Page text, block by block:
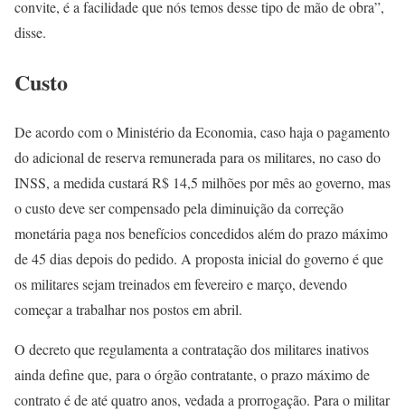
convite, é a facilidade que nós temos desse tipo de mão de obra”,
disse.
Custo
De acordo com o Ministério da Economia, caso haja o pagamento
do adicional de reserva remunerada para os militares, no caso do
INSS, a medida custará R$ 14,5 milhões por mês ao governo, mas
o custo deve ser compensado pela diminuição da correção
monetária paga nos benefícios concedidos além do prazo máximo
de 45 dias depois do pedido. A proposta inicial do governo é que
os militares sejam treinados em fevereiro e março, devendo
começar a trabalhar nos postos em abril.
O decreto que regulamenta a contratação dos militares inativos
ainda define que, para o órgão contratante, o prazo máximo de
contrato é de até quatro anos, vedada a prorrogação. Para o militar